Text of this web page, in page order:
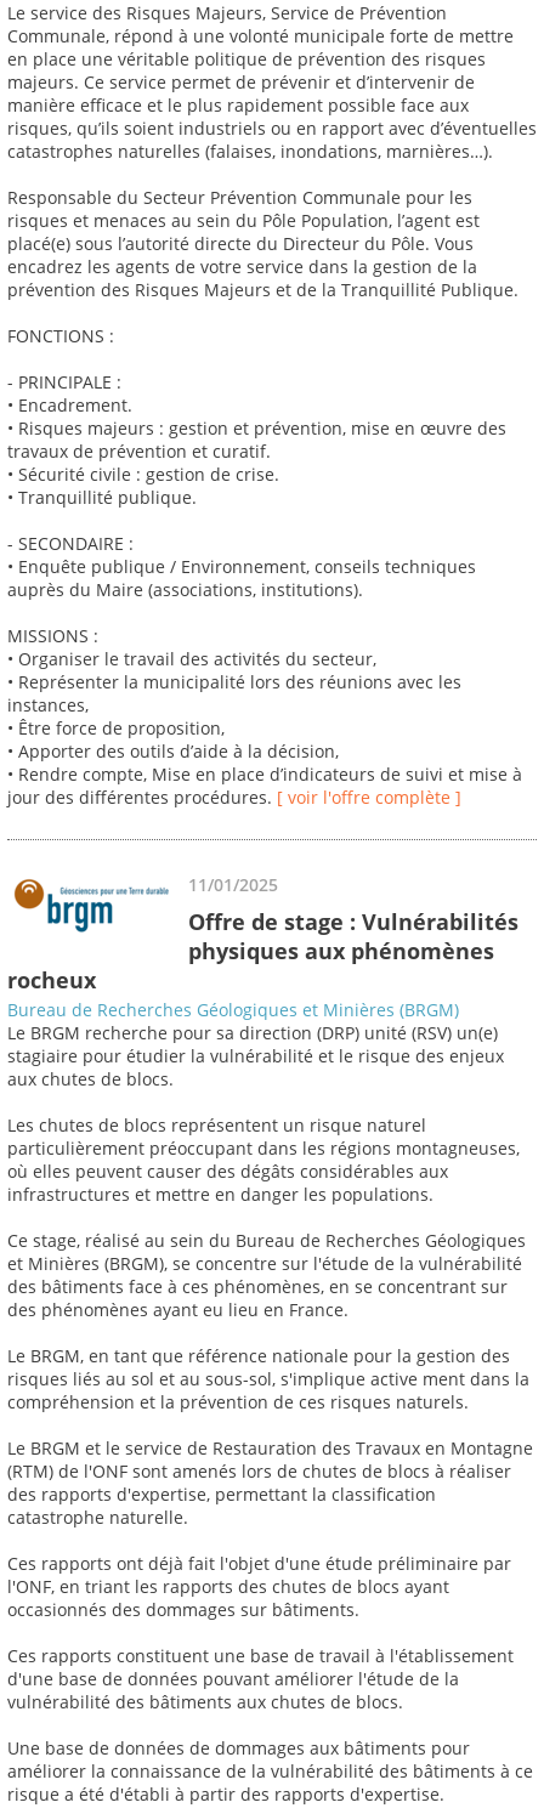
Le service des Risques Majeurs, Service de Prévention
Communale, répond à une volonté municipale forte de mettre
en place une véritable politique de prévention des risques
majeurs. Ce service permet de prévenir et d’intervenir de
manière efficace et le plus rapidement possible face aux
risques, qu’ils soient industriels ou en rapport avec d’éventuelles
catastrophes naturelles (falaises, inondations, marnières…).
Responsable du Secteur Prévention Communale pour les
risques et menaces au sein du Pôle Population, l’agent est
placé(e) sous l’autorité directe du Directeur du Pôle. Vous
encadrez les agents de votre service dans la gestion de la
prévention des Risques Majeurs et de la Tranquillité Publique.
FONCTIONS :
- PRINCIPALE :
• Encadrement.
• Risques majeurs : gestion et prévention, mise en œuvre des
travaux de prévention et curatif.
• Sécurité civile : gestion de crise.
• Tranquillité publique.
- SECONDAIRE :
• Enquête publique / Environnement, conseils techniques
auprès du Maire (associations, institutions).
MISSIONS :
• Organiser le travail des activités du secteur,
• Représenter la municipalité lors des réunions avec les
instances,
• Être force de proposition,
• Apporter des outils d’aide à la décision,
• Rendre compte, Mise en place d’indicateurs de suivi et mise à
jour des différentes procédures. [ voir l'offre complète ]
11/01/2025
Offre de stage : Vulnérabilités
physiques aux phénomènes
rocheux
Bureau de Recherches Géologiques et Minières (BRGM)
Le BRGM recherche pour sa direction (DRP) unité (RSV) un(e)
stagiaire pour étudier la vulnérabilité et le risque des enjeux
aux chutes de blocs.
Les chutes de blocs représentent un risque naturel
particulièrement préoccupant dans les régions montagneuses,
où elles peuvent causer des dégâts considérables aux
infrastructures et mettre en danger les populations.
Ce stage, réalisé au sein du Bureau de Recherches Géologiques
et Minières (BRGM), se concentre sur l'étude de la vulnérabilité
des bâtiments face à ces phénomènes, en se concentrant sur
des phénomènes ayant eu lieu en France.
Le BRGM, en tant que référence nationale pour la gestion des
risques liés au sol et au sous-sol, s'implique active ment dans la
compréhension et la prévention de ces risques naturels.
Le BRGM et le service de Restauration des Travaux en Montagne
(RTM) de l'ONF sont amenés lors de chutes de blocs à réaliser
des rapports d'expertise, permettant la classification
catastrophe naturelle.
Ces rapports ont déjà fait l'objet d'une étude préliminaire par
l'ONF, en triant les rapports des chutes de blocs ayant
occasionnés des dommages sur bâtiments.
Ces rapports constituent une base de travail à l'établissement
d'une base de données pouvant améliorer l'étude de la
vulnérabilité des bâtiments aux chutes de blocs.
Une base de données de dommages aux bâtiments pour
améliorer la connaissance de la vulnérabilité des bâtiments à ce
risque a été d'établi à partir des rapports d'expertise.